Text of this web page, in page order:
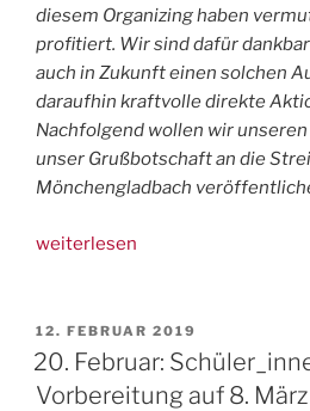
diesem Organizing haben
profitiert. Wir sind dafür
auch in Zukunft einen solchen
daraufhin kraftvolle direkte
Nachfolgend wollen wir unseren
unser Grußbotschaft an die
Mönchengladbach
„Redebeitrag
in
Mönchengladbach“
weiterlesen
VERÖFFENTLICHT
AM
12. FEBRUAR 2019
20. Februar:
Vorbereitung auf 8. März